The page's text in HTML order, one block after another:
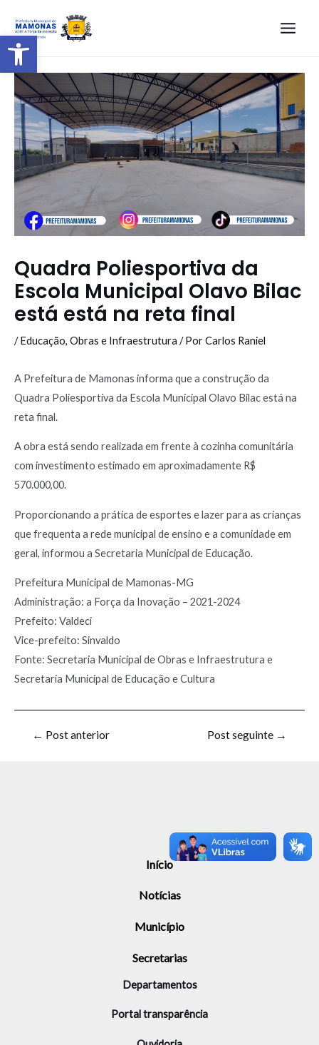
Barra de Ferramentas Aberta
Quadra Poliesportiva da
Escola Municipal Olavo Bilac
está está na reta final
/Educação, Obras e Infraestrutura / PorCarlos Raniel
A Prefeitura de Mamonas informa que a construção da
Quadra Poliesportiva da Escola Municipal Olavo Bilac está na
reta final.
A obra está sendo realizada em frente à cozinha comunitária
com investimento estimado em aproximadamente R$
570.000,00.
Proporcionando a prática de esportes e lazer para as crianças
que frequenta a rede municipal de ensino e a comunidade em
geral, informou a Secretaria Municipal de Educação.
Prefeitura Municipal de Mamonas-MG
Administração: a Força da Inovação – 2021-2024
Prefeito: Valdeci
Vice-prefeito: Sinvaldo
Fonte: Secretaria Municipal de Obras e Infraestrutura e
Secretaria Municipal de Educação e Cultura
← Post anterior Post seguinte →
Início
Notícias
Município
Secretarias
Departamentos
Portal transparência